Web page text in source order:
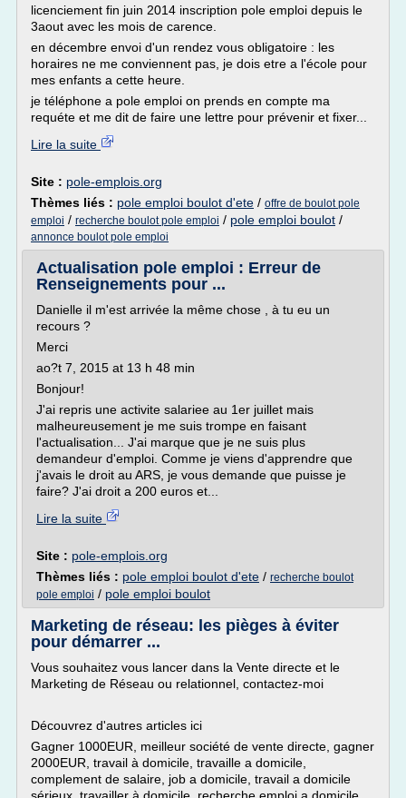
licenciement fin juin 2014 inscription pole emploi depuis le
3aout avec les mois de carence.
en décembre envoi d'un rendez vous obligatoire : les
horaires ne me conviennent pas, je dois etre a l'école pour
mes enfants a cette heure.
je téléphone a pole emploi on prends en compte ma
requéte et me dit de faire une lettre pour prévenir et fixer...
Lire la suite
Site : pole-emplois.org
Thèmes liés : pole emploi boulot d'ete / offre de boulot pole
emploi / recherche boulot pole emploi / pole emploi boulot /
annonce boulot pole emploi
Actualisation pole emploi : Erreur de
Renseignements pour ...
Danielle il m'est arrivée la même chose , à tu eu un
recours ?
Merci
ao?t 7, 2015 at 13 h 48 min
Bonjour!
J'ai repris une activite salariee au 1er juillet mais
malheureusement je me suis trompe en faisant
l'actualisation... J'ai marque que je ne suis plus
demandeur d'emploi. Comme je viens d'apprendre que
j'avais le droit au ARS, je vous demande que puisse je
faire? J'ai droit a 200 euros et...
Lire la suite
Site : pole-emplois.org
Thèmes liés : pole emploi boulot d'ete / recherche boulot
pole emploi / pole emploi boulot
Marketing de réseau: les pièges à éviter
pour démarrer ...
Vous souhaitez vous lancer dans la Vente directe et le
Marketing de Réseau ou relationnel, contactez-moi
Découvrez d'autres articles ici
Gagner 1000EUR, meilleur société de vente directe, gagner
2000EUR, travail à domicile, travaille a domicile,
complement de salaire, job a domicile, travail a domicile